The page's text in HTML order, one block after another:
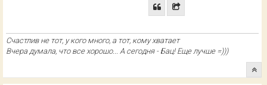
Счастлив не тот, у кого много, а тот, кому хватает
Вчера думала, что все хорошо... А сегодня - Бац! Еще лучше =)))